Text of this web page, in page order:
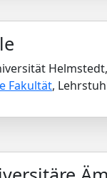
Helmstedt,
Fakultät,